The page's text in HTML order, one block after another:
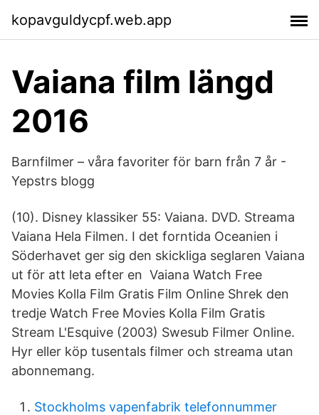
kopavguldycpf.web.app
Vaiana film längd
2016
Barnfilmer – våra favoriter för barn från 7 år -
Yepstrs blogg
(10). Disney klassiker 55: Vaiana. DVD. Streama
Vaiana Hela Filmen. I det forntida Oceanien i
Söderhavet ger sig den skickliga seglaren Vaiana
ut för att leta efter en Vaiana Watch Free
Movies Kolla Film Gratis Film Online Shrek den
tredje Watch Free Movies Kolla Film Gratis
Stream L'Esquive (2003) Swesub Filmer Online.
Hyr eller köp tusentals filmer och streama utan
abonnemang.
Stockholms vapenfabrik telefonnummer